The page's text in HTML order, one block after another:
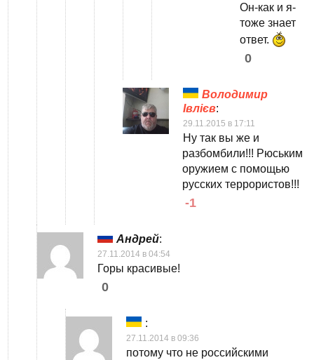
Он-как и я-
тоже знает
ответ.
0
Володимир
Івлієв:
29.11.2015 в 17:11
Ну так вы же и
разбомбили!!! Рюським
оружием с помощью
русских террористов!!!
-1
Андрей:
27.11.2014 в 04:54
Горы красивые!
0
:
27.11.2014 в 09:36
потому что не российскими